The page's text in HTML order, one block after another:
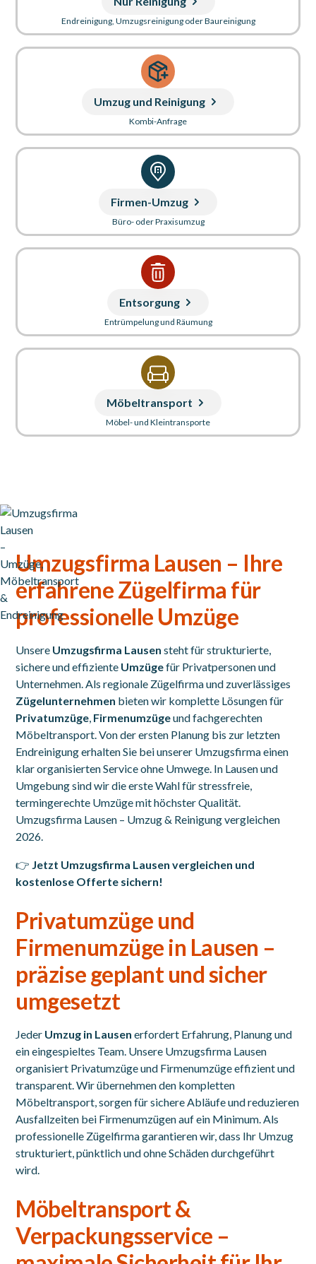
Endreinigung, Umzugsreinigung oder Baureinigung
Umzug und Reinigung
Kombi-Anfrage
Firmen-Umzug
Büro- oder Praxisumzug
Entsorgung
Entrümpelung und Räumung
Möbeltransport
Möbel- und Kleintransporte
Umzugsfirma Lausen – Ihre
erfahrene Zügelfirma für
professionelle Umzüge
Unsere Umzugsfirma Lausen steht für strukturierte,
sichere und effiziente Umzügefür Privatpersonen und
Unternehmen. Als regionale Zügelfirma und zuverlässiges
Zügelunternehmen bieten wir komplette Lösungen für
Privatumzüge Firmenumzügeund fachgerechten
Möbeltransport. Von der ersten Planung bis zur letzten
Endreinigung erhalten Sie bei unserer Umzugsfirma einen
klar organisierten Service ohne Umwege. In Lausen und
Umgebung sind wir die erste Wahl für stressfreie,
termingerechte Umzüge mit höchster Qualität.
Umzugsfirma Lausen – Umzug & Reinigung vergleichen
2026.
👉 Jetzt Umzugsfirma Lausen vergleichen und
kostenlose Offerte sichern!
Privatumzüge und
Firmenumzüge in Lausen –
präzise geplant und sicher
umgesetzt
Jeder Umzug in Lausen erfordert Erfahrung, Planung und
ein eingespieltes Team. Unsere Umzugsfirma Lausen
organisiert Privatumzüge und Firmenumzüge effizient und
transparent. Wir übernehmen den kompletten
Möbeltransport, sorgen für sichere Abläufe und reduzieren
Ausfallzeiten bei Firmenumzügen auf ein Minimum. Als
professionelle Zügelfirma garantieren wir, dass Ihr Umzug
strukturiert, pünktlich und ohne Schäden durchgeführt
wird.
Möbeltransport &
Verpackungsservice –